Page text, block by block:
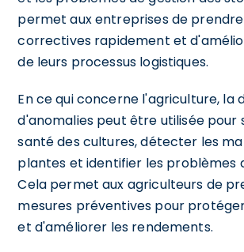
permet aux entreprises de
correctives rapidement et
de leurs processus logistiques.
En ce qui concerne l'agriculture, la
d'anomalies peut être utilisée pour
santé des cultures, détecter les
plantes et identifier les problèmes
Cela permet aux agriculteurs de
mesures préventives pour
et d'améliorer les rendements.